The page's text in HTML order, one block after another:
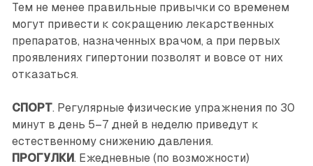
Тем не менее правильные привычки со временем
могут привести к сокращению лекарственных
препаратов, назначенных врачом, а при первых
проявлениях гипертонии позволят и вовсе от них
отказаться.
СПОРТ. Регулярные физические упражнения по 30
минут в день 5–7 дней в неделю приведут к
естественному снижению давления.
ПРОГУЛКИ. Ежедневные (по возможности)